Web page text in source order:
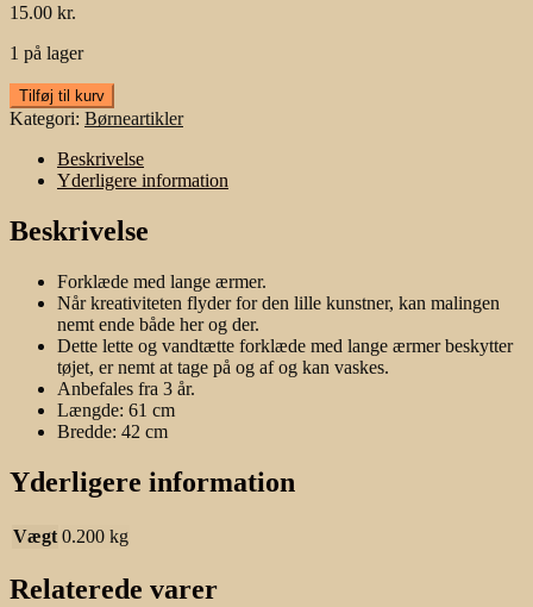
15.00 kr.
1 på lager
Forklæde.
antal
Tilføj til kurv
Kategori: Børneartikler
Beskrivelse
Yderligere information
Beskrivelse
Forklæde med lange ærmer.
Når kreativiteten flyder for den lille kunstner, kan malingen
nemt ende både her og der.
Dette lette og vandtætte forklæde med lange ærmer beskytter
tøjet, er nemt at tage på og af og kan vaskes.
Anbefales fra 3 år.
Længde: 61 cm
Bredde: 42 cm
Yderligere information
Vægt 0.200 kg
Relaterede varer